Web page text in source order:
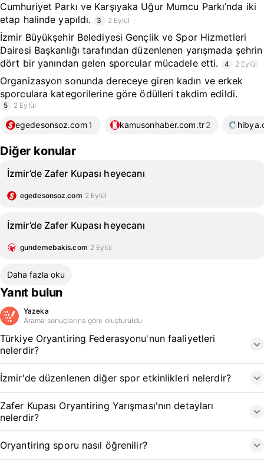
Cumhuriyet Parkı ve Karşıyaka Uğur Mumcu Parkı’nda iki
etap halinde yapıldı.
3 2 Eylül
İzmir Büyükşehir Belediyesi Gençlik ve Spor Hizmetleri
Dairesi Başkanlığı tarafından düzenlenen yarışmada şehrin
dört bir yanından gelen sporcular mücadele etti.
4 2 Eylül
Organizasyon sonunda dereceye giren kadın ve erkek
sporculara kategorilerine göre ödülleri takdim edildi.
5 2 Eylül
egedesonsoz.com 1 kamusonhaber.com.tr2
Diğer konular
İzmir’de Zafer Kupası heyecanı
egedesonsoz.com 2 Eylül
İzmir’de Zafer Kupası heyecanı
gundemebakis.com 2 Eylül
Daha fazla oku
Yanıt bulun
Yazeka
Arama sonuçlarına göre oluşturuldu
Türkiye Oryantiring Federasyonu'nun faaliyetleri
nelerdir?
İzmir'de düzenlenen diğer spor etkinlikleri nelerdir?
Zafer Kupası Oryantiring Yarışması'nın detayları
nelerdir?
Oryantiring sporu nasıl öğrenilir?